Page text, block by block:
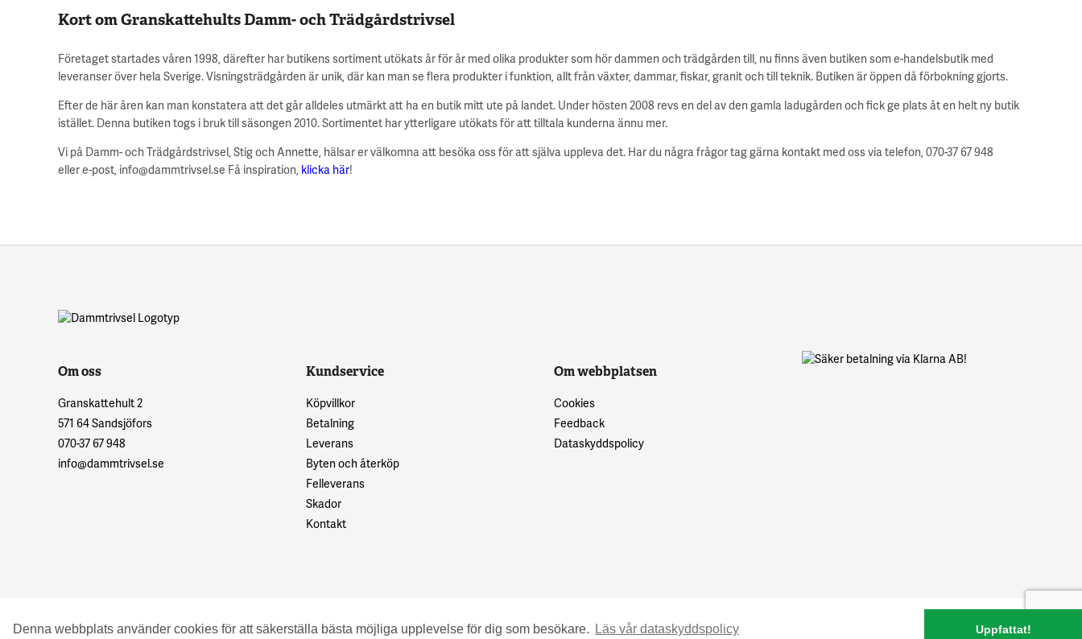
Denna webbplats använder cookies för att säkerställa bästa möjliga upplevelse för dig som besökare. Läs vår dataskyddspolicy Uppfattat!
Kort om Granskattehults Damm- och Trädgårdstrivsel
Företaget startades våren 1998, därefter har butikens sortiment utökats år för år med olika produkter som hör dammen och trädgården till, nu finns även butiken som e-handelsbutik med
leveranser över hela Sverige. Visningsträdgården är unik, där kan man se flera produkter i funktion, allt från växter, dammar, fiskar, granit och till teknik. Butiken är öppen då förbokning gjorts.
Efter de här åren kan man konstatera att det går alldeles utmärkt att ha en butik mitt ute på landet. Under hösten 2008 revs en del av den gamla ladugården och fick ge plats åt en helt ny butik
istället. Denna butiken togs i bruk till säsongen 2010. Sortimentet har ytterligare utökats för att tilltala kunderna ännu mer.
Vi på Damm- och Trädgårdstrivsel, Stig och Annette, hälsar er välkomna att besöka oss för att själva uppleva det. Har du några frågor tag gärna kontakt med oss via telefon, 070-37 67 948
eller e-post, info@dammtrivsel.se Få inspiration, klicka här!
Om oss
Granskattehult 2
571 64 Sandsjöfors
070-37 67 948
info@dammtrivsel.se
Kundservice
Köpvillkor
Betalning
Leverans
Byten och återköp
Felleverans
Skador
Kontakt
Om webbplatsen
Cookies
Feedback
Dataskyddspolicy
© 2016 Granskattehults Damm- och Trädgårdstrivsel